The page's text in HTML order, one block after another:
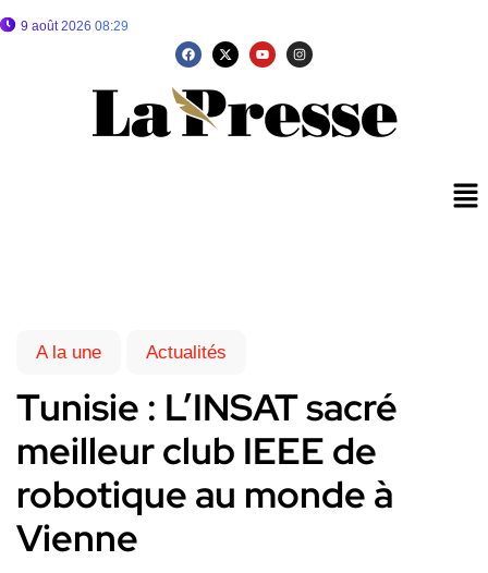
9 août 2026 08:29
A la une Actualités
Tunisie : L’INSAT sacré
meilleur club IEEE de
robotique au monde à
Vienne